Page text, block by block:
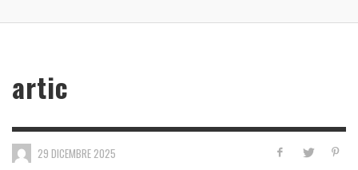
artic
29 DICEMBRE 2025